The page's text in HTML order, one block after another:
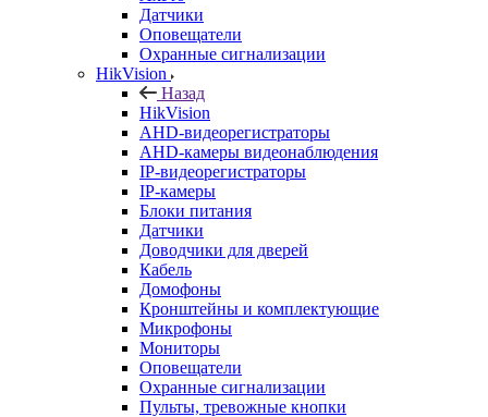
Датчики
Оповещатели
Охранные сигнализации
HikVision
Назад
HikVision
AHD-видеорегистраторы
AHD-камеры видеонаблюдения
IP-видеорегистраторы
IP-камеры
Блоки питания
Датчики
Доводчики для дверей
Кабель
Домофоны
Кронштейны и комплектующие
Микрофоны
Мониторы
Оповещатели
Охранные сигнализации
Пульты, тревожные кнопки